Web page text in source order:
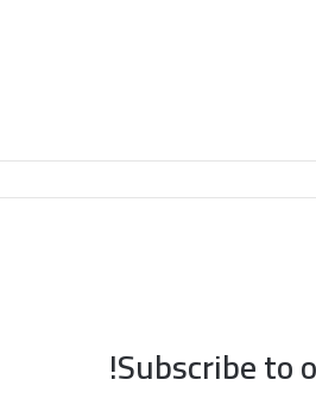
Subscribe to